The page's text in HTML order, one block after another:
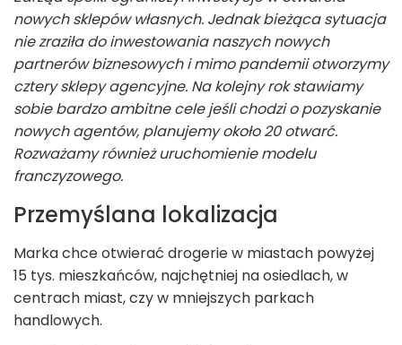
nowych sklepów własnych. Jednak bieżąca sytuacja
nie zraziła do inwestowania naszych nowych
partnerów biznesowych i mimo pandemii otworzymy
cztery sklepy agencyjne. Na kolejny rok stawiamy
sobie bardzo ambitne cele jeśli chodzi o pozyskanie
nowych agentów, planujemy około 20 otwarć.
Rozważamy również uruchomienie modelu
franczyzowego.
Przemyślana lokalizacja
Marka chce otwierać drogerie w miastach powyżej
15 tys. mieszkańców, najchętniej na osiedlach, w
centrach miast, czy w mniejszych parkach
handlowych.